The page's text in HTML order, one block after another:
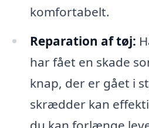
komfortabelt.
Reparation af tøj:
har fået en skade
knap, der er gået i
skrædder kan